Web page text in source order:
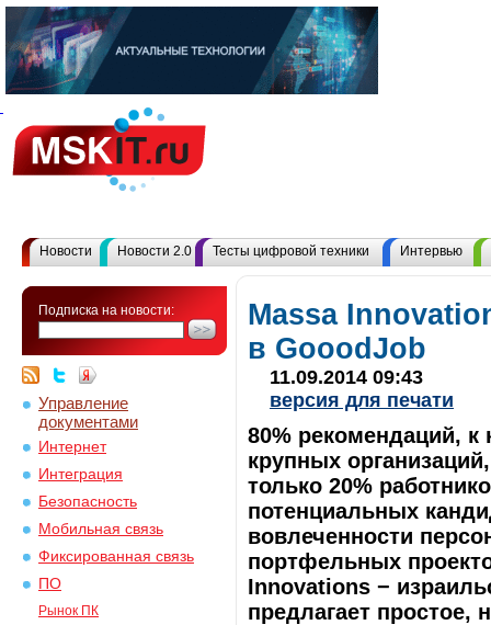
Новости Новости 2.0 Тесты цифровой техники Интервью
Подписка на новости:
Управление
документами
Интернет
Интеграция
Безопасность
Мобильная связь
Фиксированная связь
ПО
Рынок ПК
Massa
в GooodJob
11.09.2014 09:43
версия для печати
80% рекомендаций,
крупных
только 20%
потенциальных
вовлеченности
портфельных
Innovations −
предлагает